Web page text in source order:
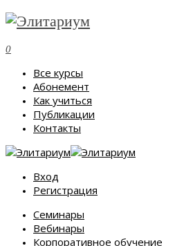
0
Все курсы
Абонемент
Как учиться
Публикации
Контакты
Вход
Регистрация
Семинары
Вебинары
Корпоративное обучение